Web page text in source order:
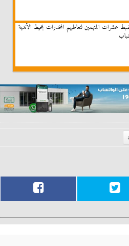
عشرات المتهمين لتعاطيهم المخدرات بمحيط الأندية